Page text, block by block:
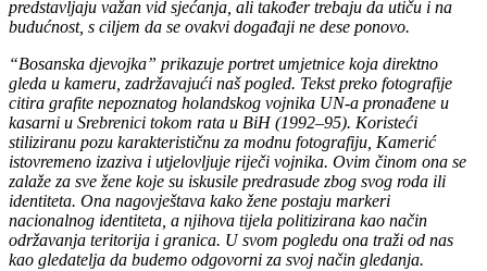
predstavljaju važan vid sjećanja, ali također trebaju da utiču i na
budućnost, s ciljem da se ovakvi događaji ne dese ponovo.
“Bosanska djevojka” prikazuje portret umjetnice koja direktno
gleda u kameru, zadržavajući naš pogled. Tekst preko fotografije
citira grafite nepoznatog holandskog vojnika UN-a pronađene u
kasarni u Srebrenici tokom rata u BiH (1992–95). Koristeći
stiliziranu pozu karakterističnu za modnu fotografiju, Kamerić
istovremeno izaziva i utjelovljuje riječi vojnika. Ovim činom ona se
zalaže za sve žene koje su iskusile predrasude zbog svog roda ili
identiteta. Ona nagovještava kako žene postaju markeri
nacionalnog identiteta, a njihova tijela politizirana kao način
održavanja teritorija i granica. U svom pogledu ona traži od nas
kao gledatelja da budemo odgovorni za svoj način gledanja.